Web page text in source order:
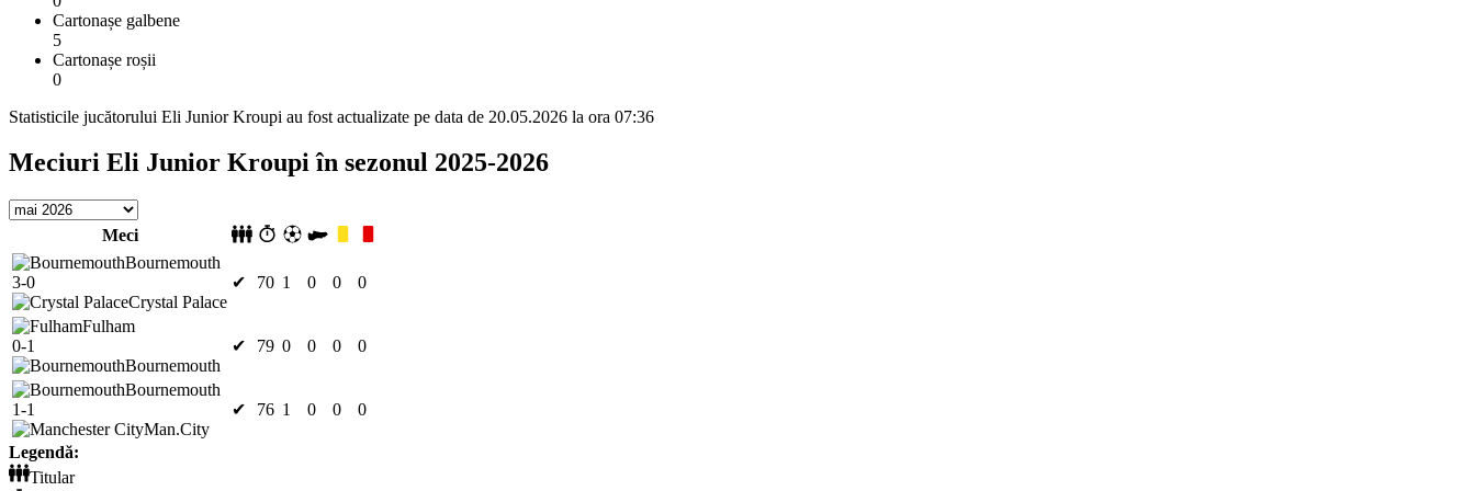
Cartonașe galbene
5
Cartonașe roșii
0
Statisticile jucătorului Eli Junior Kroupi au fost actualizate pe data de 20.05.2026 la ora 07:36
Meciuri Eli Junior Kroupi în sezonul 2025-2026
Meci
Bournemouth
3-0
Crystal Palace
✔ 70 1 0 0 0
Fulham
0-1
Bournemouth
✔ 79 0 0 0 0
Bournemouth
1-1
Man.City
✔ 76 1 0 0 0
Legendă:
Titular